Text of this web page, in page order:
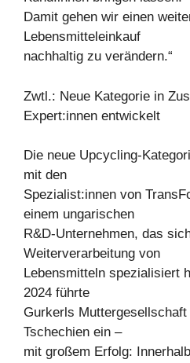
Damit gehen wir einen
Lebensmitteleinkauf
nachhaltig zu verändern.“
Zwtl.: Neue Kategorie in
Expert:innen entwickelt
Die neue Upcycling-
mit den
Spezialist:innen von
einem ungarischen
R&D-Unternehmen, das
Weiterverarbeitung von
Lebensmitteln spezialisiert
2024 führte
Gurkerls
Tschechien ein –
mit großem Erfolg: